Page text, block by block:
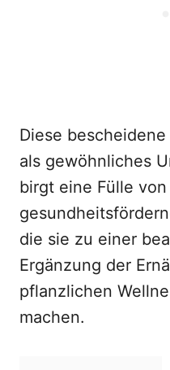
Diese
als gewöhnliches
birgt eine Fülle von
die sie zu einer
Ergänzung der
pflanzlichen
machen.